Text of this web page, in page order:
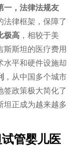
一，法律法规友
法律框架，保障了
极高，相较于美
斯斯坦的医疗费用
水平和硬件设施却
，从中国多个城市
签政策极大简化了
坦正成为越来越多
管婴儿医